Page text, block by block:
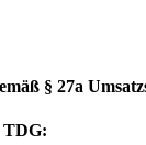
§ 27a
TDG: